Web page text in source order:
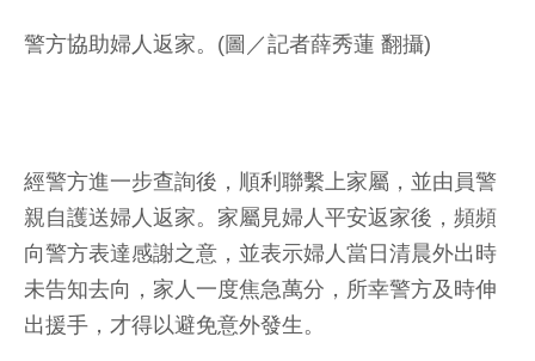
警方協助婦人返家。(圖／記者薛秀蓮 翻攝)
經警方進一步查詢後，順利聯繫上家屬，並由員警
親自護送婦人返家。家屬見婦人平安返家後，頻頻
向警方表達感謝之意，並表示婦人當日清晨外出時
未告知去向，家人一度焦急萬分，所幸警方及時伸
出援手，才得以避免意外發生。